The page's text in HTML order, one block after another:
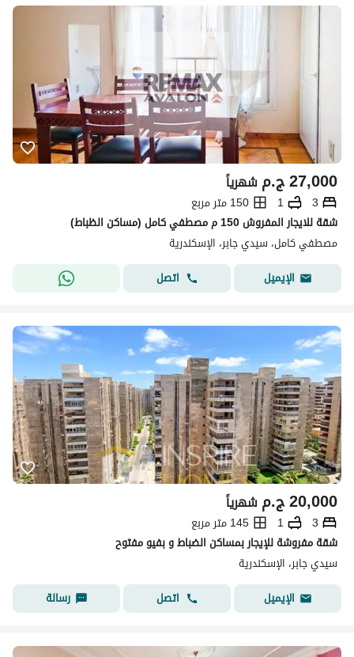
ج.م27,000 شهرياً
3
1
150 متر مربع
شقة للايجار المفروش 150 م مصطفي كامل (مساكن الظباط)
مصطفي كامل، سيدي جابر، الإسكندرية
الإيميل
اتصل
ج.م20,000 شهرياً
3
1
145 متر مربع
شقة مفروشة للإيجار بمساكن الضباط و بفيو مفتوح
سيدي جابر، الإسكندرية
الإيميل
اتصل رسالة